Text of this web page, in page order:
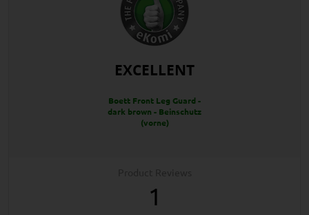
EXCELLENT
Boett Front Leg Guard -
dark brown - Beinschutz
(vorne)
1